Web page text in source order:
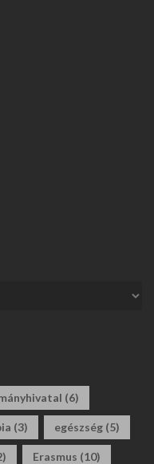
(6)
(3) egészség (5)
Erasmus (10)